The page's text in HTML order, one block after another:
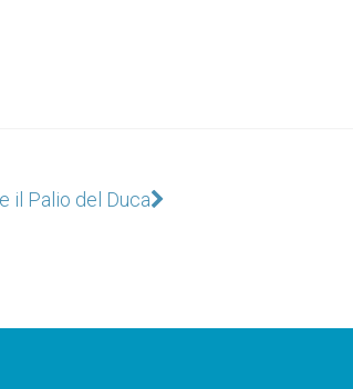
il Palio del Duca